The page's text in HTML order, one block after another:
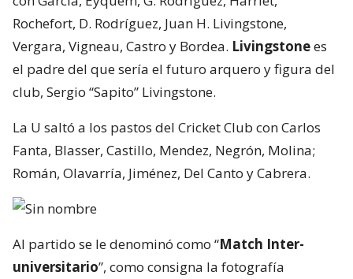
Rochefort, D. Rodríguez, Juan H. Livingstone,
Vergara, Vigneau, Castro y Bordea. Livingstonees
el padre del que sería el futuro arquero y figura del
club, Sergio “Sapito” Livingstone.
La U saltó a los pastos del Cricket Club con Carlos
Fanta, Blasser, Castillo, Mendez, Negrón, Molina;
Román, Olavarría, Jiménez, Del Canto y Cabrera.
Al partido se le denominó como “Match Inter-
universitario”, como consigna la fotografía